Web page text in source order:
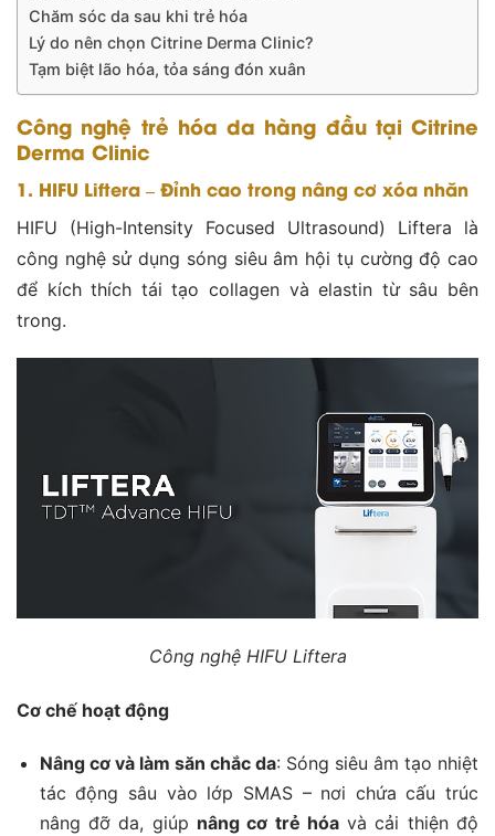
Chăm sóc da sau khi trẻ hóa
Lý do nên chọn Citrine Derma Clinic?
Tạm biệt lão hóa, tỏa sáng đón xuân
Công nghệ trẻ hóa da hàng đầu tại Citrine
Derma Clinic
1. HIFU Liftera – Đỉnh cao trong nâng cơ xóa nhăn
HIFU (High-Intensity Focused Ultrasound) Liftera là
công nghệ sử dụng sóng siêu âm hội tụ cường độ cao
để kích thích tái tạo collagen và elastin từ sâu bên
trong.
Công nghệ HIFU Liftera
Cơ chế hoạt động
Nâng cơ và làm săn chắc da: Sóng siêu âm tạo nhiệt
tác động sâu vào lớp SMAS – nơi chứa cấu trúc
nâng đỡ da, giúp nâng cơ trẻ hóavà cải thiện độ